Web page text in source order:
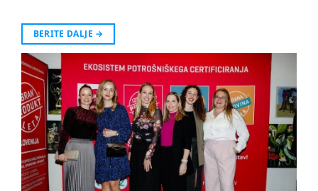
BERITE DALJE →